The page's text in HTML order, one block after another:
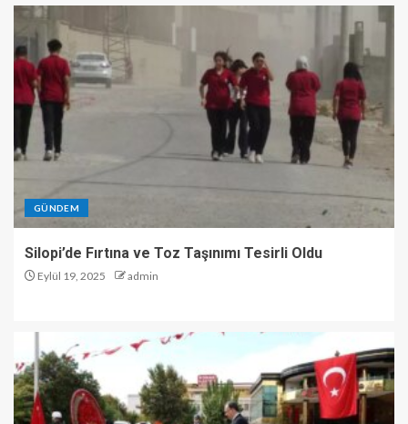
GÜNDEM
Silopi’de Fırtına ve Toz Taşınımı Tesirli Oldu
Eylül 19, 2025 admin